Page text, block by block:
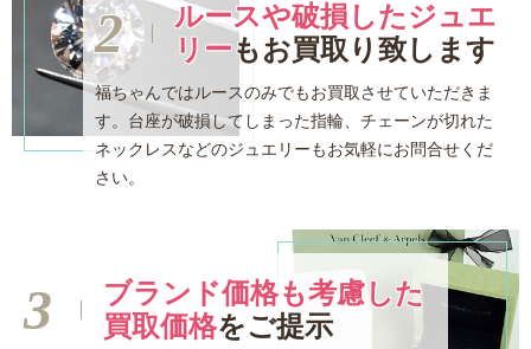
ルースや破損したジュエ
リーもお買取り致します
福ちゃんではルースのみでもお買取させていただきま
す。台座が破損してしまった指輪、チェーンが切れた
ネックレスなどのジュエリーもお気軽にお問合せくだ
さい。
ブランド価格も考慮した
買取価格をご提示